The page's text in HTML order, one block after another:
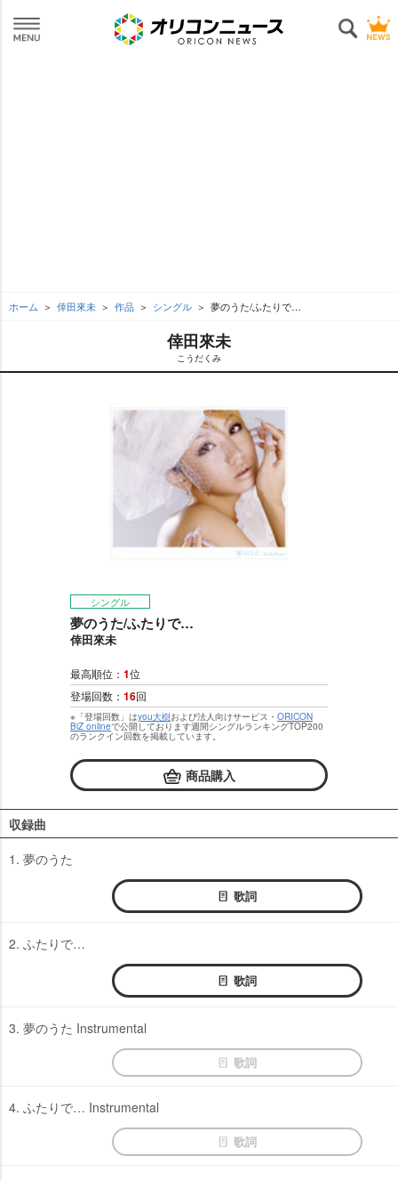
ホーム 倖田來未 作品 シングル 夢のうた/ふたりで…
倖田來未
こうだくみ
シングル
夢のうた/ふたりで…
倖田來未
最高順位： 1位
登場回数： 16回
※「登場回数」はyou大樹および法人向けサービス・ ORICON
BiZ onlineで公開しております週間シングルランキングTOP200
のランクイン回数を掲載しています。
商品購入
収録曲
1. 夢のうた
歌詞
2. ふたりで…
歌詞
3. 夢のうた Instrumental
歌詞
4. ふたりで… Instrumental
歌詞